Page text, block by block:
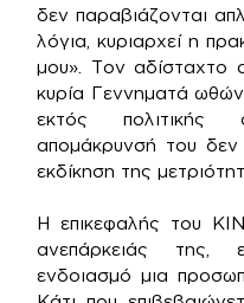
δεν παραβιάζονται
λόγια, κυριαρχεί η
μου». Τον αδίσταχτο
κυρία Γεννηματά
εκτός πολιτικής
απομάκρυνσή του δεν
εκδίκηση της
Η επικεφαλής του
ανεπάρκειάς της,
ενδοιασμό μια